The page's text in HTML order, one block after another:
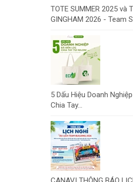
TOTE SUMMER 2025 và
GINGHAM 2026 - Team
5 Dấu Hiệu Doanh
Chia Tay...